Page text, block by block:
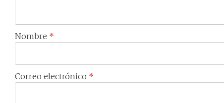
Nombre *
Correo electrónico *